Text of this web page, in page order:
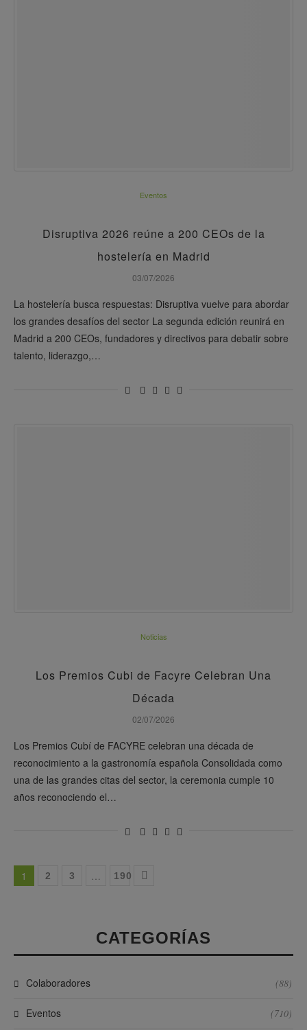
Eventos
Disruptiva 2026 reúne a 200 CEOs de la
hostelería en Madrid
03/07/2026
La hostelería busca respuestas: Disruptiva vuelve para abordar
los grandes desafíos del sector La segunda edición reunirá en
Madrid a 200 CEOs, fundadores y directivos para debatir sobre
talento, liderazgo,…
Noticias
Los Premios Cubi de Facyre Celebran Una
Década
02/07/2026
Los Premios Cubí de FACYRE celebran una década de
reconocimiento a la gastronomía española Consolidada como
una de las grandes citas del sector, la ceremonia cumple 10
años reconociendo el…
1 2 3 … 190
CATEGORÍAS
Colaboradores (88)
Eventos (710)